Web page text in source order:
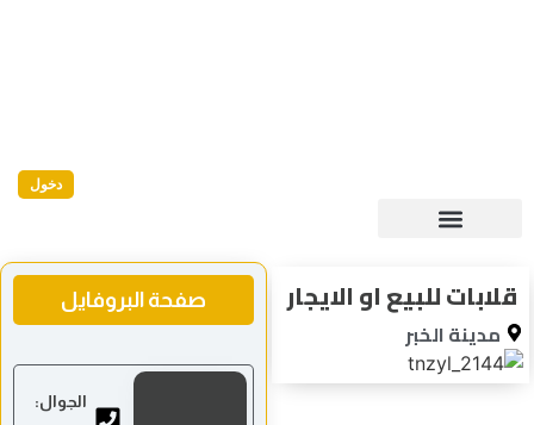
دخول
قلابات للبيع او الايجار
مدينة الخبر
صفحة البروفايل
الجوال: